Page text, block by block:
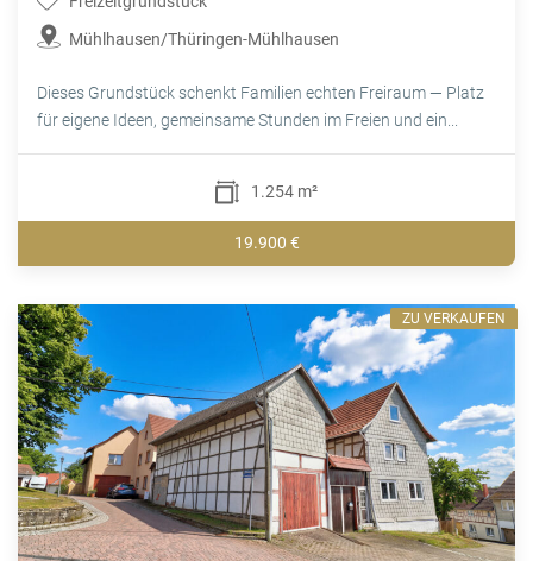
Mühlhausen/Thüringen-Mühlhausen
Dieses Grundstück schenkt Familien echten Freiraum — Platz
für eigene Ideen, gemeinsame Stunden im Freien und ein...
1.254 m²
19.900 €
ZU VERKAUFEN